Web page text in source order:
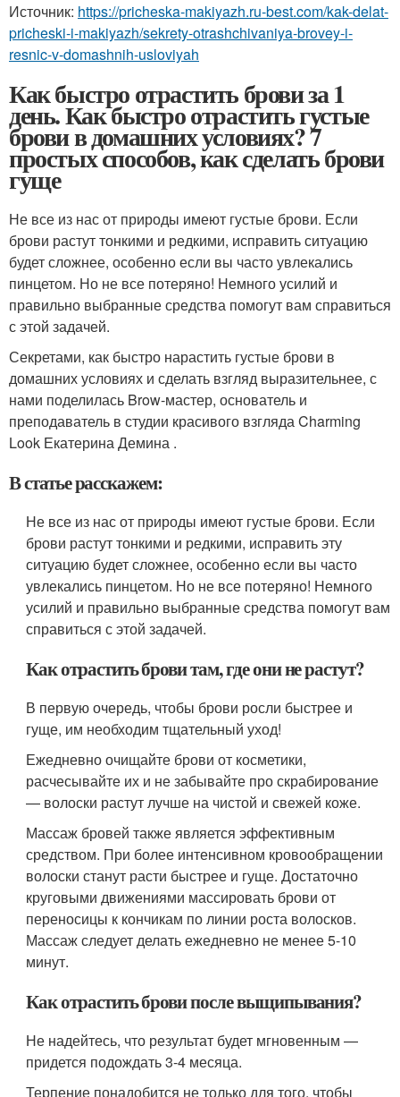
Источник: https://pricheska-makiyazh.ru-best.com/kak-delat-
pricheski-i-makiyazh/sekrety-otrashchivaniya-brovey-i-
resnic-v-domashnih-usloviyah
Как быстро отрастить брови за 1
день. Как быстро отрастить густые
брови в домашних условиях? 7
простых способов, как сделать брови
гуще
Не все из нас от природы имеют густые брови. Если
брови растут тонкими и редкими, исправить ситуацию
будет сложнее, особенно если вы часто увлекались
пинцетом. Но не все потеряно! Немного усилий и
правильно выбранные средства помогут вам справиться
с этой задачей.
Секретами, как быстро нарастить густые брови в
домашних условиях и сделать взгляд выразительнее, с
нами поделилась Brow-мастер, основатель и
преподаватель в студии красивого взгляда Charming
Look Екатерина Демина .
В статье расскажем:
Не все из нас от природы имеют густые брови. Если
брови растут тонкими и редкими, исправить эту
ситуацию будет сложнее, особенно если вы часто
увлекались пинцетом. Но не все потеряно! Немного
усилий и правильно выбранные средства помогут вам
справиться с этой задачей.
Как отрастить брови там, где они не растут?
В первую очередь, чтобы брови росли быстрее и
гуще, им необходим тщательный уход!
Ежедневно очищайте брови от косметики,
расчесывайте их и не забывайте про скрабирование
— волоски растут лучше на чистой и свежей коже.
Массаж бровей также является эффективным
средством. При более интенсивном кровообращении
волоски станут расти быстрее и гуще. Достаточно
круговыми движениями массировать брови от
переносицы к кончикам по линии роста волосков.
Массаж следует делать ежедневно не менее 5-10
минут.
Как отрастить брови после выщипывания?
Не надейтесь, что результат будет мгновенным —
придется подождать 3-4 месяца.
Терпение понадобится не только для того, чтобы